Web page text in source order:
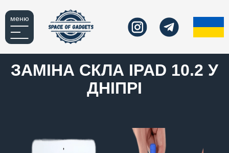
меню
ЗАМІНА СКЛА IPAD 10.2 У
ДНІПРІ